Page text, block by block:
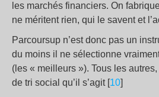
les marchés financiers. On
ne méritent rien, qui le savent et
Parcoursup n’est donc pas un
du moins il ne sélectionne
(les « meilleurs »). Tous les
de tri social qu’il s’agit [10]